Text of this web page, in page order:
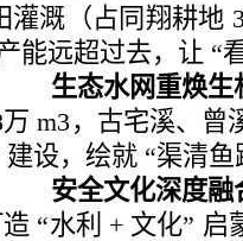
灌溉（占同翔耕地
能远超过去，让 “
生态水网重焕生
m3，古宅溪、
设，绘就 “渠清
安全文化深度融
“水利 + 文化” 启